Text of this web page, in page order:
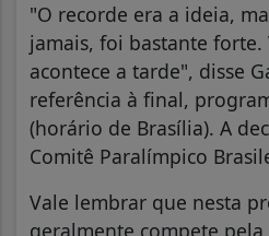
"O recorde era a ideia,
jamais, foi bastante forte.
acontece a tarde", disse
referência à final,
(horário de Brasília). A
Comitê Paralímpico
Vale lembrar que nesta
geralmente compete